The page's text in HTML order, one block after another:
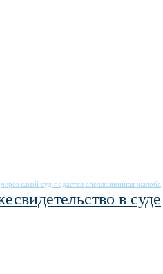
через какой суд подается апелляционная жалоба
в суде